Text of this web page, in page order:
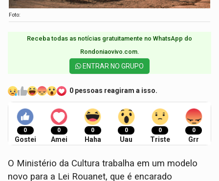
Foto:
Receba todas as notícias gratuitamente no WhatsApp do
Rondoniaovivo.com.​
ENTRAR NO GRUPO
0 pessoas reagiram a isso.
0
Gostei
0
Amei
0
Haha
0
Uau
0
Triste
0
Grr
O Ministério da Cultura trabalha em um modelo
novo para a Lei Rouanet, que é encarado